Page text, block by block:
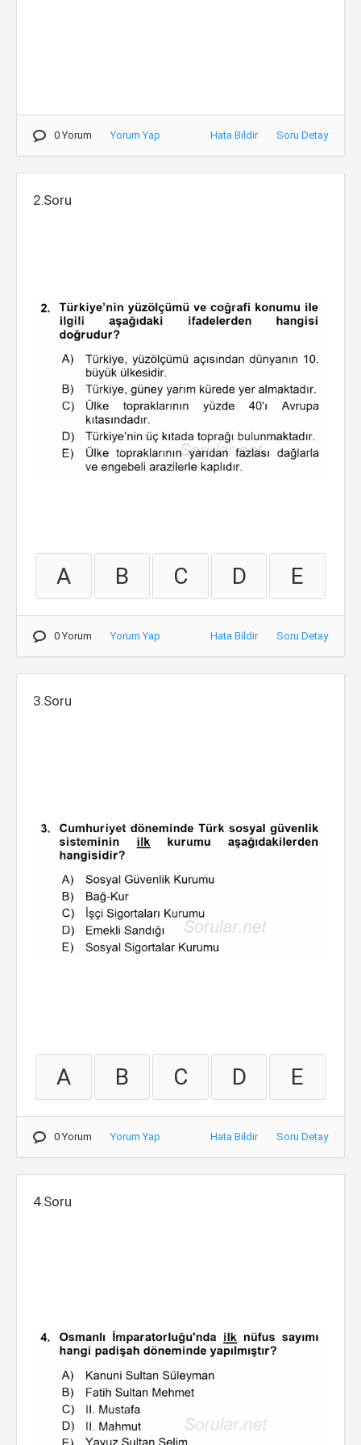
0 Yorum Yorum Yap Hata Bildir Soru Detay
2.Soru
A B C D E
0 Yorum Yorum Yap Hata Bildir Soru Detay
3.Soru
A B C D E
0 Yorum Yorum Yap Hata Bildir Soru Detay
4.Soru